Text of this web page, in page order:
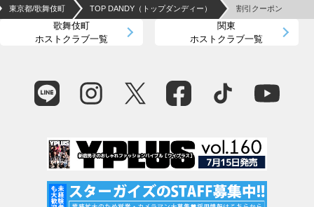
東京都/歌舞伎町 TOP DANDY（トップダンディー） 割引クーポン
歌舞伎町
ホストクラブ一覧
関東
ホストクラブ一覧